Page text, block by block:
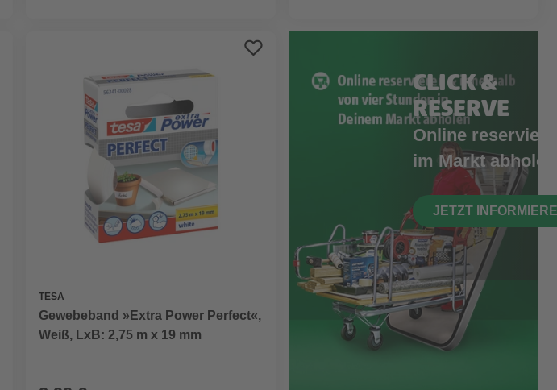
TESA
Gewebeband »Extra Power Perfect«,
Weiß, LxB: 2,75 m x 19 mm
CLICK &
RESERVE
Online
im Markt abholen
JETZT